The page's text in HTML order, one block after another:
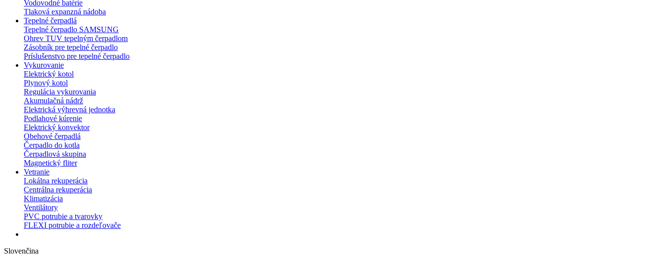
Vodovodné batérie
Tlaková expanzná nádoba
Tepelné čerpadlá
Tepelné čerpadlo SAMSUNG
Ohrev TUV tepelným čerpadlom
Zásobník pre tepelné čerpadlo
Príslušenstvo pre tepelné čerpadlo
Vykurovanie
Elektrický kotol
Plynový kotol
Regulácia vykurovania
Akumulačná nádrž
Elektrická výhrevná jednotka
Podlahové kúrenie
Elektrický konvektor
Obehové čerpadlá
Čerpadlo do kotla
Čerpadlová skupina
Magnetický fliter
Vetranie
Lokálna rekuperácia
Centrálna rekuperácia
Klimatizácia
Ventilátory
PVC potrubie a tvarovky
FLEXI potrubie a rozdeľovače
Slovenčina